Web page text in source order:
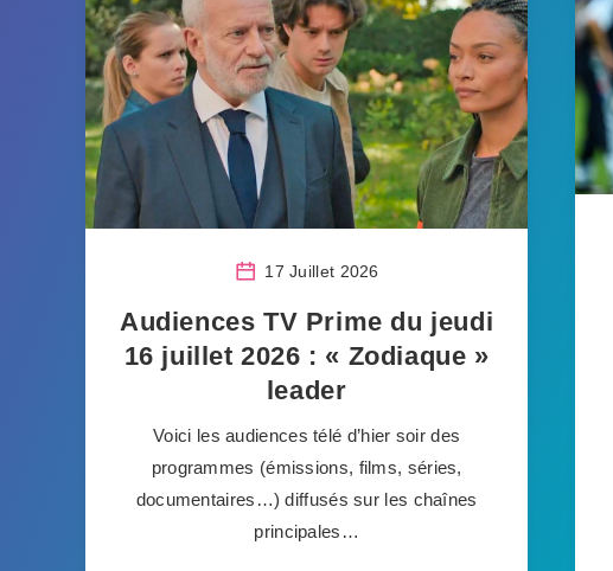
17 Juillet 2026
Audiences TV Prime du jeudi
16 juillet 2026 : « Zodiaque »
leader
Voici les audiences télé d’hier soir des
programmes (émissions, films, séries,
documentaires…) diffusés sur les chaînes
principales…